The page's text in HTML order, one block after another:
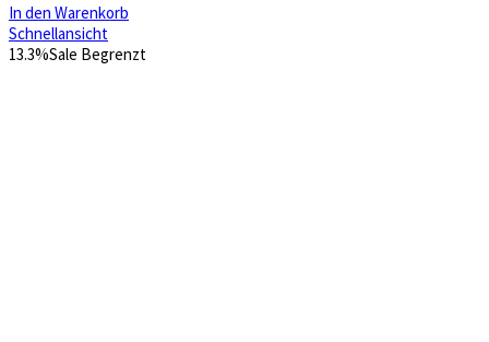
In den Warenkorb
Schnellansicht
13.3%Sale Begrenzt